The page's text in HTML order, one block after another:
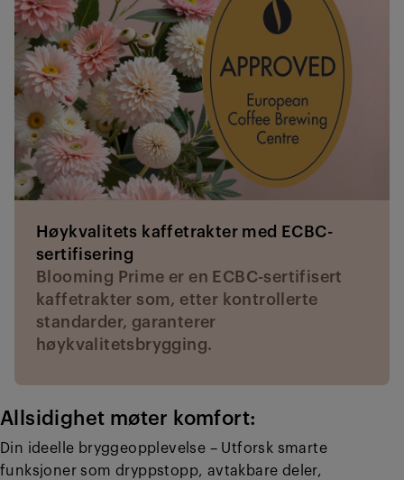
Høykvalitets kaffetrakter med ECBC-
sertifisering
Blooming Prime er en ECBC-sertifisert
kaffetrakter som, etter kontrollerte
standarder, garanterer
høykvalitetsbrygging.
Allsidighet møter komfort:
Din ideelle bryggeopplevelse – Utforsk smarte
funksjoner som dryppstopp, avtakbare deler,